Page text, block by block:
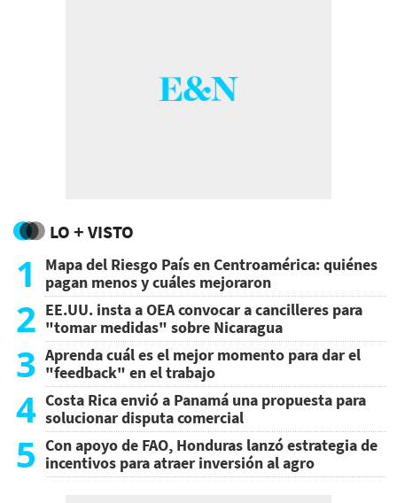
LO + VISTO
1
Mapa del Riesgo País en Centroamérica: quiénes
pagan menos y cuáles mejoraron
2 EE.UU. insta a OEA convocar a cancilleres para
"tomar medidas" sobre Nicaragua
3 Aprenda cuál es el mejor momento para dar el
"feedback" en el trabajo
4 Costa Rica envió a Panamá una propuesta para
solucionar disputa comercial
5 Con apoyo de FAO, Honduras lanzó estrategia de
incentivos para atraer inversión al agro